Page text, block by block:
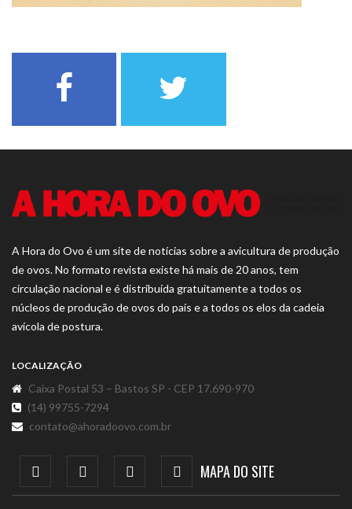
A Hora do Ovo é um site de notícias sobre a avicultura de produção
de ovos. No formato revista existe há mais de 20 anos, tem
circulação nacional e é distribuída gratuitamente a todos os
núcleos de produção de ovos do país e a todos os elos da cadeia
avícola de postura.
LOCALIZAÇÃO
Caixa Postal 53 – Bastos SP - CEP 17.690-970
(14) 99755-7294
contato@ahoradoovo.com.br
MAPA DO SITE